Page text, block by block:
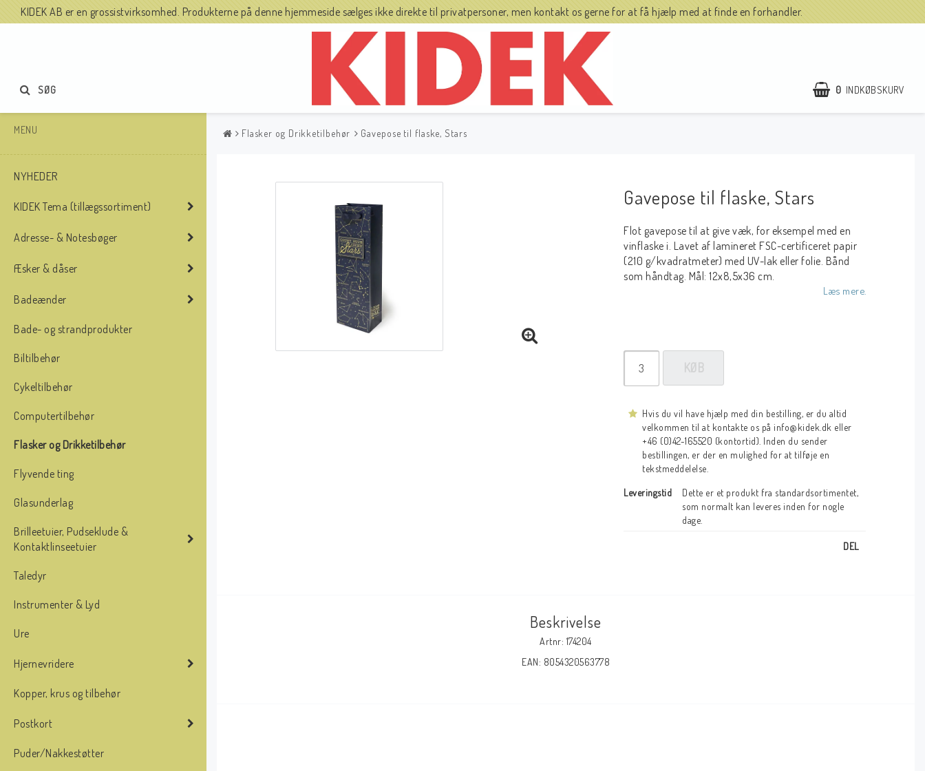
KIDEK AB er en grossistvirksomhed. Produkterne på denne hjemmeside sælges ikke direkte til privatpersoner, men kontakt os gerne for at få hjælp med at finde en forhandler.
0 INDKØBSKURV
SØG
MENU
NYHEDER
KIDEK Tema (tillægssortiment)
Adresse- & Notesbøger
Æsker & dåser
Badeænder
Bade- og strandprodukter
Biltilbehør
Cykeltilbehør
Computertilbehør
Flasker og Drikketilbehør
Flyvende ting
Glasunderlag
Brilleetuier, Pudseklude &
Kontaktlinseetuier
Taledyr
Instrumenter & Lyd
Ure
Hjernevridere
Kopper, krus og tilbehør
Postkort
Puder/Nakkestøtter
Flasker og Drikketilbehør Gavepose til flaske, Stars
Gavepose til flaske, Stars
Flot gavepose til at give væk, for eksempel med en
vinflaske i. Lavet af lamineret FSC-certificeret papir
(210 g/kvadratmeter) med UV-lak eller folie. Bånd
som håndtag. Mål: 12x8,5x36 cm.
Læs mere.
KØB
Hvis du vil have hjælp med din bestilling, er du altid
velkommen til at kontakte os på info@kidek.dk eller
+46 (0)42-165520 (kontortid). Inden du sender
bestillingen, er der en mulighed for at tilføje en
tekstmeddelelse.
Leveringstid
Dette er et produkt fra standardsortimentet,
som normalt kan leveres inden for nogle
dage.
DEL
Beskrivelse
Artnr: 174204
EAN: 8054320563778